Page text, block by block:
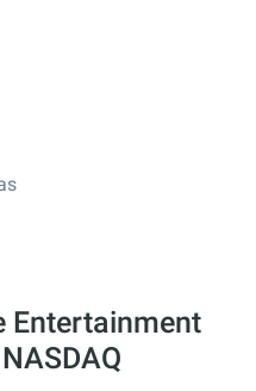
Entertainment